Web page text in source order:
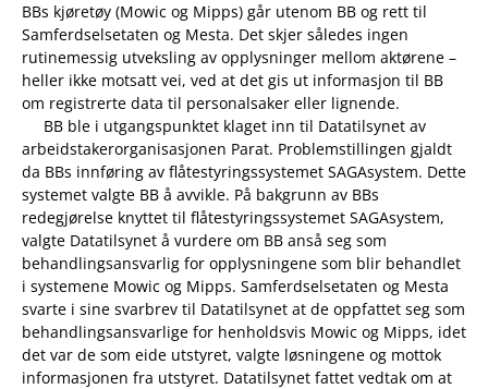
BBs kjøretøy (Mowic og Mipps) går utenom BB og rett til
Samferdselsetaten og Mesta. Det skjer således ingen
rutinemessig utveksling av opplysninger mellom aktørene –
heller ikke motsatt vei, ved at det gis ut informasjon til BB
om registrerte data til personalsaker eller lignende.
BB ble i utgangspunktet klaget inn til Datatilsynet av
arbeidstakerorganisasjonen Parat. Problemstillingen gjaldt
da BBs innføring av flåtestyringssystemet SAGAsystem. Dette
systemet valgte BB å avvikle. På bakgrunn av BBs
redegjørelse knyttet til flåtestyringssystemet SAGAsystem,
valgte Datatilsynet å vurdere om BB anså seg som
behandlingsansvarlig for opplysningene som blir behandlet
i systemene Mowic og Mipps. Samferdselsetaten og Mesta
svarte i sine svarbrev til Datatilsynet at de oppfattet seg som
behandlingsansvarlige for henholdsvis Mowic og Mipps, idet
det var de som eide utstyret, valgte løsningene og mottok
informasjonen fra utstyret. Datatilsynet fattet vedtak om at